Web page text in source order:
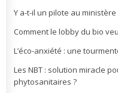
Y a-t-il un pilote au ministère
Comment le lobby du bio
L’éco-anxiété : une
Les NBT : solution miracle
phytosanitaires ?